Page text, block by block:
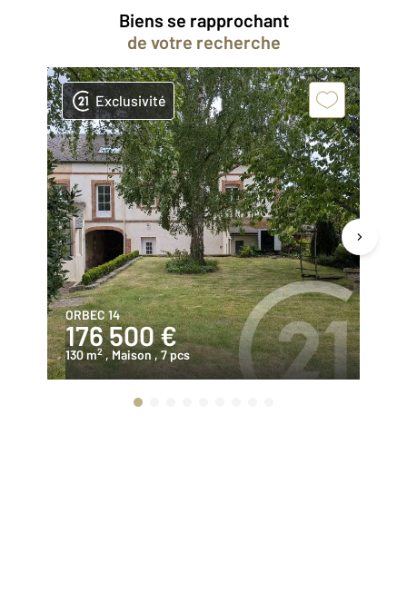
Biens se rapprochant
de votre recherche
Exclusivité
ORBEC 14
176 500 €
130 m2 , Maison , 7 pcs